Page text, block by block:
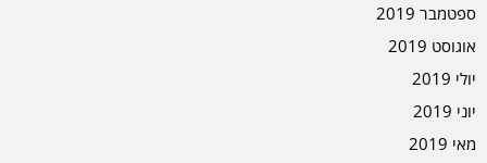
ספטמבר 2019
אוגוסט 2019
יולי 2019
יוני 2019
מאי 2019